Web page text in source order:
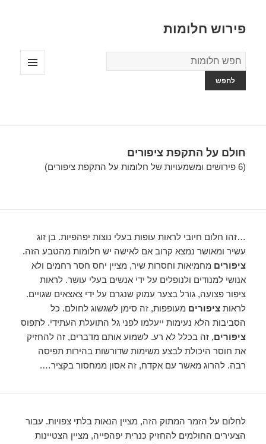
פירוש חלומות
מילון
החלומות
חולם על התקפת ציפורים
(6 פירושים ומשמעויות של חלומות על התקפת ציפורים)
…זהו חלום חיובי לראות עופות בעלי נוצות יפהפיות. בן זוג
עשיר ומאושר נמצא קרוב אם לאישה יש חלומות מהטבע הזה.
ציפורים מחמיאות וחסרות שיר, מציין יחס חסר רחמים ולא
אנושי למנודים ולנופלים על ידי אנשים בעלי עושר. לראות
ציפור פצועה, גורל בצער עמוק שנגרם על ידי צאצאים שגויים.
לראותציפורים מעופפות, זה סימן לשגשוג לחולם. כל
הסביבות הלא נעימות ייעלמו לפני גל התועלת העתידי. לתפוס
ציפורים, זה בכלל לא רע. לשמוע אותם מדברים, זה להחזיק
את חוסר היכולת לבצע משימות שדורשות בהירות תפיסה
רבה. להרוג מאשר עם אקדח, זה אסון ממחסור בקציר….
לחלום על הזמר המתוק הזה, מציין הנאות בלתי צפויות. עבור
הצעירים החולמים להחזיק כנרית יפהפייה, מציין הצטיינות